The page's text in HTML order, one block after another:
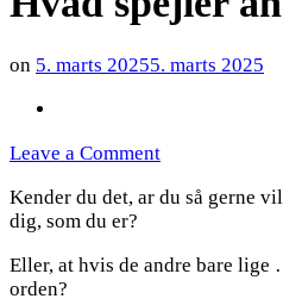
on 5. marts 20255. marts 2025
Leave a Commenton
spejler
dig?
Kender du det, ar du så gerne
dig, som du er?
Eller, at hvis de andre bare
orden?